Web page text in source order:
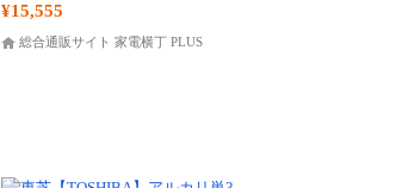
¥15,555
総合通販サイト 家電横丁 PLUS